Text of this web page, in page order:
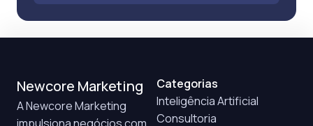
Newcore Marketing
A Newcore Marketing
Categorias
Inteligência Artificial
Consultoria